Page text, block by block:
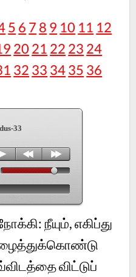
5 6 7 8 9 10 11 12
20 21 22 23 24
32 33 3435 36
33
நீயும், எகிப்து
விட்டுப்